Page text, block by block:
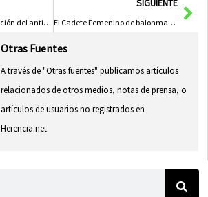
Comienza la demolición del antiguo colegio del Cristo en Herencia
SIGUIENTE
El Cadete Femenino de balonmano subcampeón del regional en su categoría
Otras Fuentes
A través de "Otras fuentes" publicamos artículos
relacionados de otros medios, notas de prensa, o
artículos de usuarios no registrados en
Herencia.net